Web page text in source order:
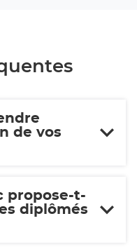
de vos
propose-t-
diplômés